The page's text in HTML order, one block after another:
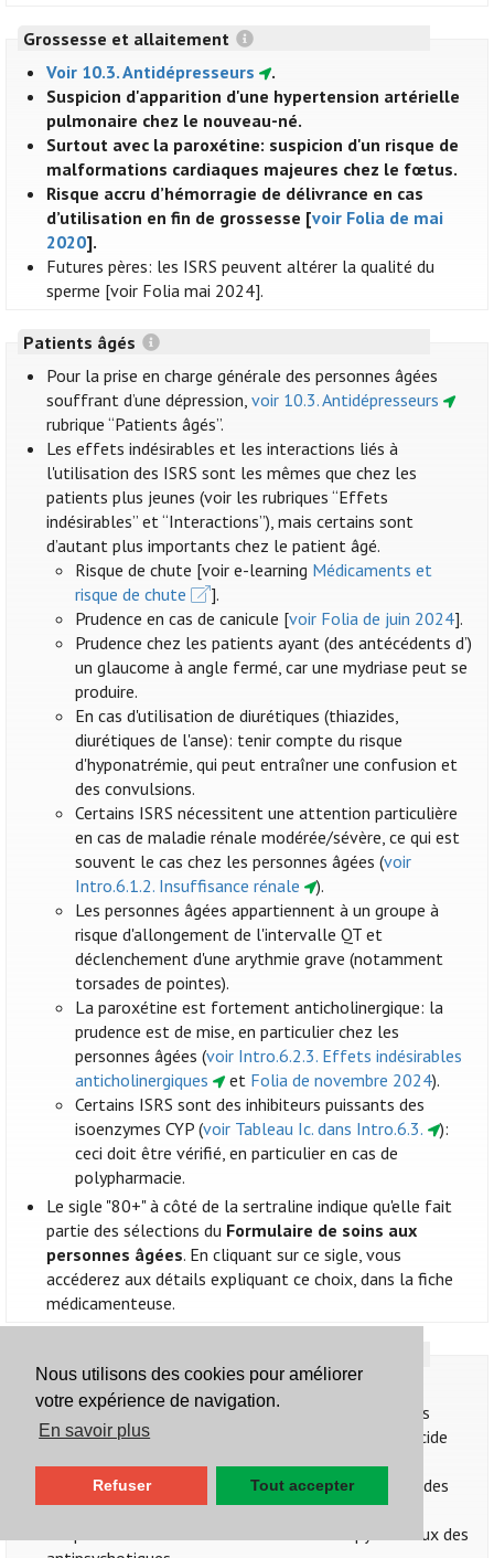
Nous utilisons des cookies pour améliorer
votre expérience de navigation.
En savoir plus
Refuser Tout accepter
Grossesse et allaitement
Voir 10.3. Antidépresseurs
.
Suspicion d'apparition d'une hypertension artérielle
pulmonaire chez le nouveau-né.
Surtout avec la paroxétine: suspicion d'un risque de
malformations cardiaques majeures chez le fœtus.
Risque accru d’hémorragie de délivrance en cas
d’utilisation en fin de grossesse [voir Folia de mai
2020].
Futures pères: les ISRS peuvent altérer la qualité du
sperme [voir Folia mai 2024].
Patients âgés
Pour la prise en charge générale des personnes âgées
souffrant d’une dépression,voir 10.3. Antidépresseurs
rubrique “Patients âgés”.
Les effets indésirables et les interactions liés à
l'utilisation des ISRS sont les mêmes que chez les
patients plus jeunes (voir les rubriques “Effets
indésirables” et “Interactions”), mais certains sont
d’autant plus importants chez le patient âgé.
Risque de chute [voir e-learning Médicaments et
risque de chute
].
Prudence en cas de canicule [voir Folia de juin 2024].
Prudence chez les patients ayant (des antécédents d’)
un glaucome à angle fermé, car une mydriase peut se
produire.
En cas d'utilisation de diurétiques (thiazides,
diurétiques de l'anse): tenir compte du risque
d'hyponatrémie, qui peut entraîner une confusion et
des convulsions.
Certains ISRS nécessitent une attention particulière
en cas de maladie rénale modérée/sévère, ce qui est
souvent le cas chez les personnes âgées (voir
Intro.6.1.2. Insuffisance rénale
).
Les personnes âgées appartiennent à un groupe à
risque d'allongement de l'intervalle QT et
déclenchement d'une arythmie grave (notamment
torsades de pointes).
La paroxétine est fortement anticholinergique: la
prudence est de mise, en particulier chez les
personnes âgées (voir Intro.6.2.3. Effets indésirables
anticholinergiques
et Folia de novembre 2024).
Certains ISRS sont des inhibiteurs puissants des
isoenzymes CYP (voir Tableau Ic. dans Intro.6.3.
):
ceci doit être vérifié, en particulier en cas de
polypharmacie.
Le sigle "80+" à côté de la sertraline indique qu'elle fait
partie des sélections du Formulaire de soins aux
personnes âgées. En cliquant sur ce sigle, vous
accéderez aux détails expliquant ce choix, dans la fiche
médicamenteuse.
Voir 10.3. Antidépresseurs
Risque accru d’hémorragie en cas d’association à des
médicaments antithrombotiques, des AINS ou à l’acide
acétylsalicylique.
Risque accru d’hyponatrémie en cas d’association à des
diurétiques.
Risque accru des effets indésirables extrapyramidaux des